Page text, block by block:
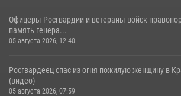
Офицеры Росгвардии и ветераны войск
память генера...
05 августа 2026, 12:40
Росгвардеец спас из огня пожилую женщину в
(видео)
05 августа 2026, 07:59